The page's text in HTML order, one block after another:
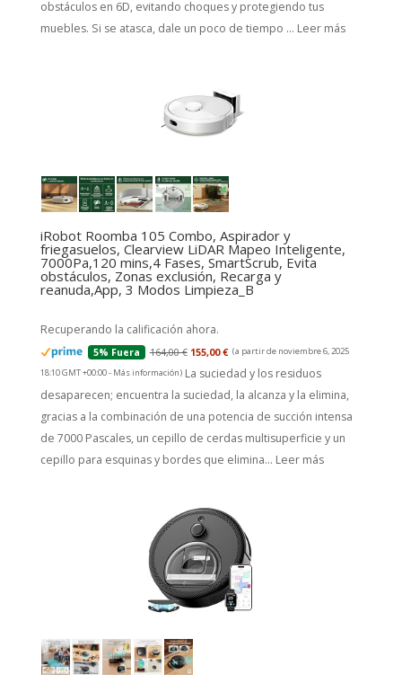
obstáculos en 6D, evitando choques y protegiendo tus
muebles. Si se atasca, dale un poco de tiempo ... Leer más
iRobot Roomba 105 Combo, Aspirador y
friegasuelos, Clearview LiDAR Mapeo Inteligente,
7000Pa,120 mins,4 Fases, SmartScrub, Evita
obstáculos, Zonas exclusión, Recarga y
reanuda,App, 3 Modos Limpieza_B
Recuperando la calificación ahora.
5% Fuera 164,00 € 155,00 € (a partir de noviembre 6, 2025
18:10 GMT +00:00 - Más información) La suciedad y los residuos
desaparecen; encuentra la suciedad, la alcanza y la elimina,
gracias a la combinación de una potencia de succión intensa
de 7000 Pascales, un cepillo de cerdas multisuperficie y un
cepillo para esquinas y bordes que elimina... Leer más